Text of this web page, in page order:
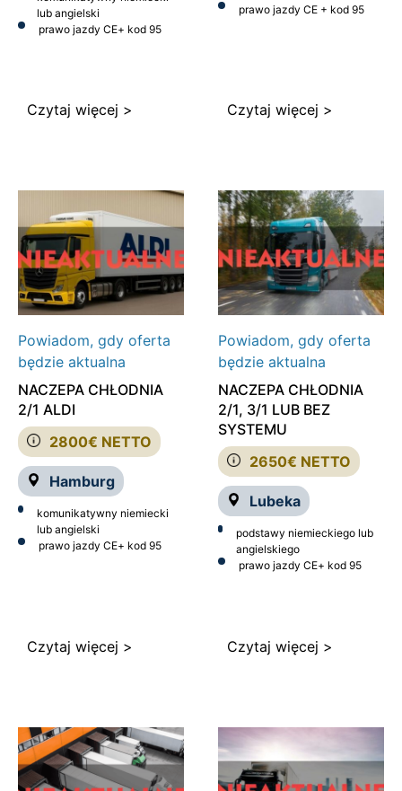
lub angielski
prawo jazdy CE+ kod 95
Czytaj więcej >
prawo jazdy CE + kod 95
Czytaj więcej >
Powiadom, gdy oferta
będzie aktualna
2800€ NETTO
Hamburg
NACZEPA CHŁODNIA
2/1 ALDI
komunikatywny niemiecki
lub angielski
prawo jazdy CE+ kod 95
Czytaj więcej >
Powiadom, gdy oferta
będzie aktualna
2650€ NETTO
Lubeka
NACZEPA CHŁODNIA
2/1, 3/1 LUB BEZ
SYSTEMU
podstawy niemieckiego lub
angielskiego
prawo jazdy CE+ kod 95
Czytaj więcej >